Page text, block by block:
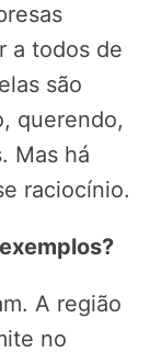
a todos de
são
querendo,
Mas há
raciocínio.
A região
no